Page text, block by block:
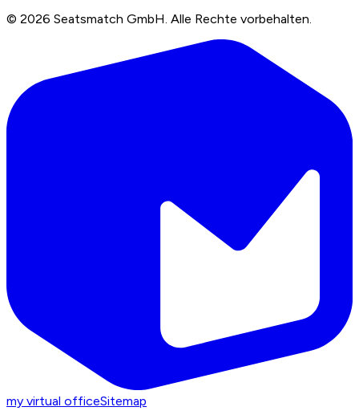
© 2026 Seatsmatch GmbH. Alle Rechte vorbehalten.
my virtual officeSitemap